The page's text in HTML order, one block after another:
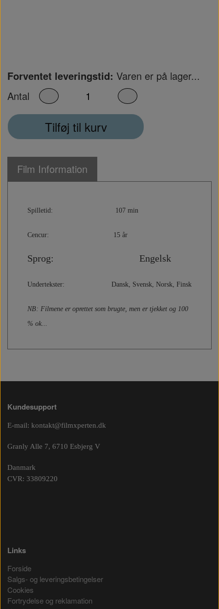
Forventet leveringstid: Varen er på lager...
Antal
Tilføj til kurv
Film Information
Spilletid: 107 min
Cencur: 15 år
Sprog: Engelsk
Undertekster: Dansk, Svensk, Norsk, Finsk
NB: Filmene er oprettet som brugte, men er tjekket og 100
% ok...
Kundesupport
E-mail: kontakt@filmxperten.dk
Granly Alle 7, 6710 Esbjerg V
Danmark
CVR: 33809220
Links
Forside
Salgs- og leveringsbetingelser
Cookies
Fortrydelse og reklamation